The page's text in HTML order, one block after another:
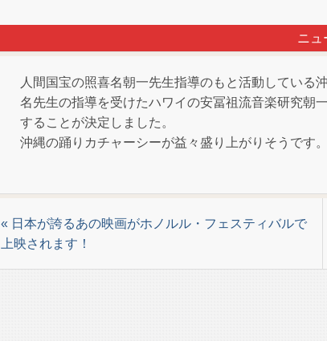
ニュ
人間国宝の照喜名朝一先生指導のもと活動している
名先生の指導を受けたハワイの安冨祖流音楽研究朝
することが決定しました。
沖縄の踊りカチャーシーが益々盛り上がりそうです。
« 日本が誇るあの映画がホノルル・フェスティバルで
上映されます！